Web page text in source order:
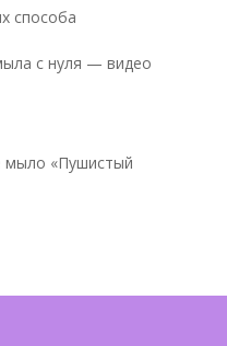
способа
с нуля — видео
«Пушистый